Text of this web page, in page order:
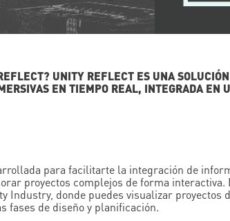
UNITY REFLECT ES UNA
EN TIEMPO REAL, INTEGRADA EN
para facilitarte la integración de
proyectos complejos de forma
Industry, donde puedes visualizar
fases de diseño y planificación.